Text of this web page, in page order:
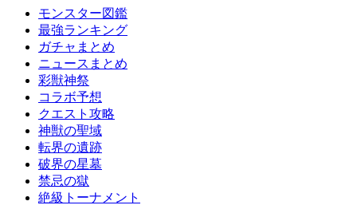
モンスター図鑑
最強ランキング
ガチャまとめ
ニュースまとめ
彩獣神祭
コラボ予想
クエスト攻略
神獣の聖域
転界の遺跡
破界の星墓
禁忌の獄
絶級トーナメント